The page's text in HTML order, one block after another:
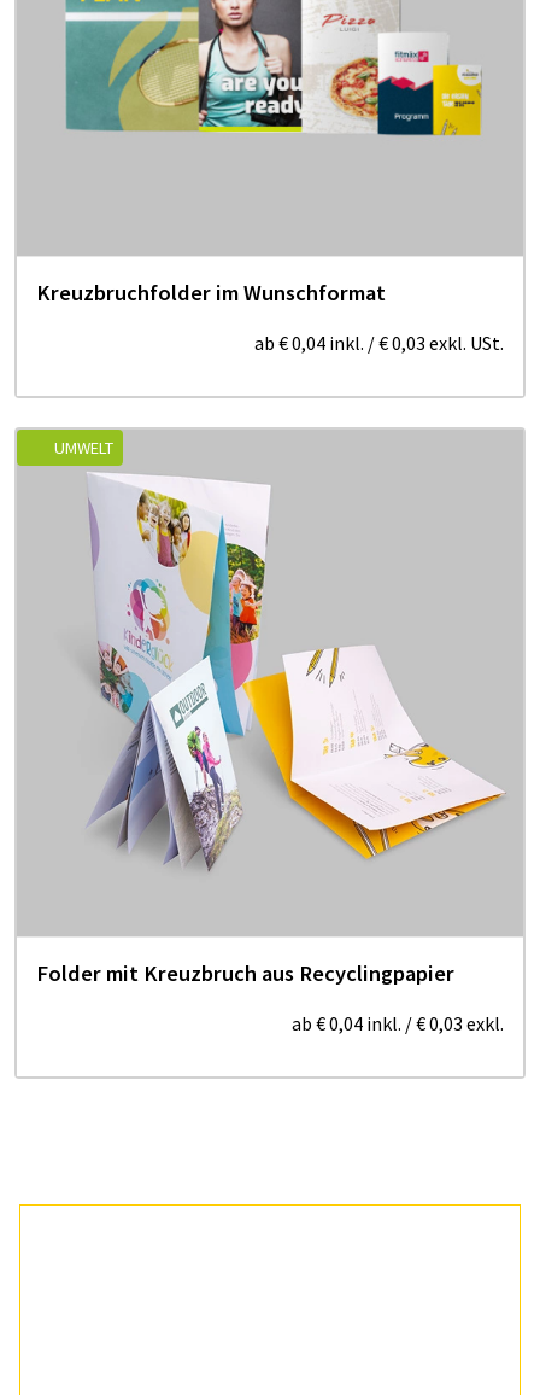
Kreuzbruchfolder im Wunschformat
ab € 0,04 inkl. /€ 0,03 exkl. USt.
UMWELT
Folder mit Kreuzbruch aus Recyclingpapier
ab € 0,04 inkl. /€ 0,03 exkl.